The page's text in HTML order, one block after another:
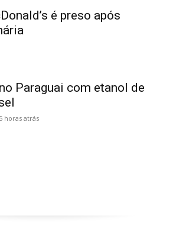
é preso após
Paraguai com etanol de
horas atrás